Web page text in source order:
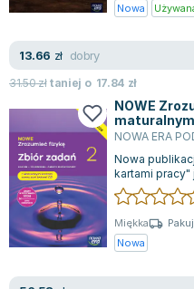
Nowa
13.66 zł dobry
31.50złtaniej o 17.84 zł
NOWE
technikum.
NOWA ERA
Nowa
kartami
współgrała z
Miękka
Nowa